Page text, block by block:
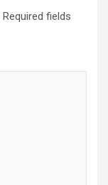
Required fields